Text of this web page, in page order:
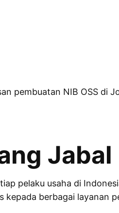
pembuatan NIB OSS di
Jabal
pelaku usaha di
kepada berbagai layanan